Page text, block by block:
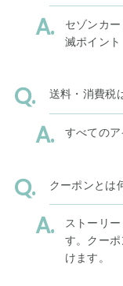
セゾンカ
滅ポイント
送料・消費税
すべてのア
クーポンとは
ストーリ
す。クー
けます。